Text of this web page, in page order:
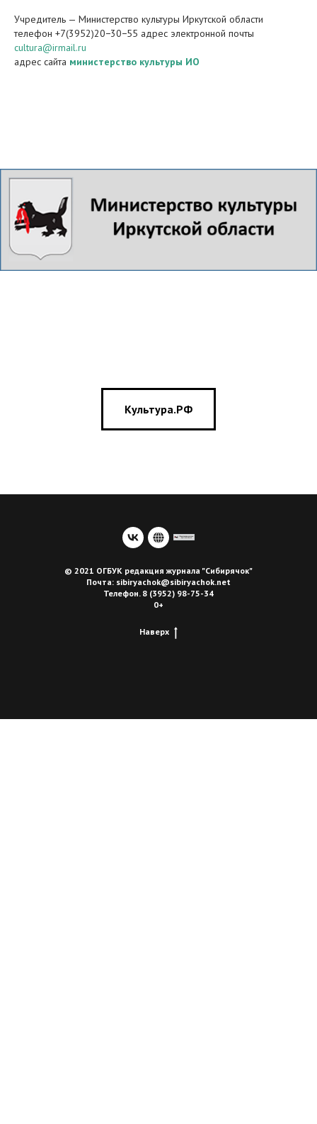
Учредитель — Министерство культуры Иркутской области
телефон +7(3952)20−30−55 адрес электронной почты
cultura@irmail.ru
адрес сайта министерство культуры ИО
Культура.РФ
© 2021 ОГБУК редакция журнала "Сибирячок"
Почта: sibiryachok@sibiryachok.net
Телефон. 8 (3952) 98-75-34
0+
Наверх